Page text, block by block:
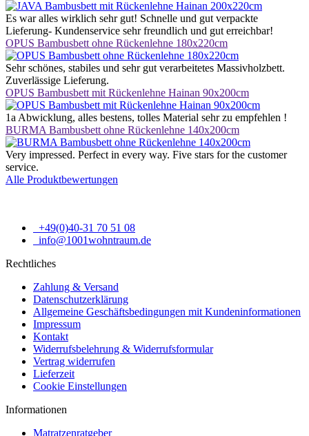
Es war alles wirklich sehr gut! Schnelle und gut verpackte
Lieferung- Kundenservice sehr freundlich und gut erreichbar!
OPUS Bambusbett ohne Rückenlehne 180x220cm
Sehr schönes, stabiles und sehr gut verarbeitetes Massivholzbett.
Zuverlässige Lieferung.
OPUS Bambusbett mit Rückenlehne Hainan 90x200cm
1a Abwicklung, alles bestens, tolles Material sehr zu empfehlen !
BURMA Bambusbett ohne Rückenlehne 140x200cm
Very impressed. Perfect in every way. Five stars for the customer
service.
Alle Produktbewertungen
+49(0)40-31 70 51 08
info@1001wohntraum.de
Rechtliches
Zahlung & Versand
Datenschutzerklärung
Allgemeine Geschäftsbedingungen mit Kundeninformationen
Impressum
Kontakt
Widerrufsbelehrung & Widerrufsformular
Vertrag widerrufen
Lieferzeit
Cookie Einstellungen
Informationen
Matratzenratgeber